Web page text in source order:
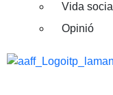
Vida social
Opinió